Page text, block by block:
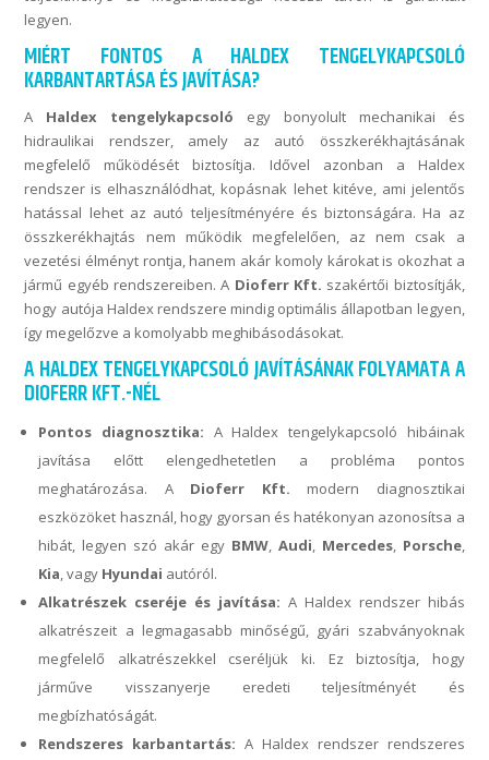
legyen.
MIÉRT FONTOS A HALDEX TENGELYKAPCSOLÓ
KARBANTARTÁSA ÉS JAVÍTÁSA?
A Haldex tengelykapcsoló egy bonyolult mechanikai és
hidraulikai rendszer, amely az autó összkerékhajtásának
megfelelő működését biztosítja. Idővel azonban a Haldex
rendszer is elhasználódhat, kopásnak lehet kitéve, ami jelentős
hatással lehet az autó teljesítményére és biztonságára. Ha az
összkerékhajtás nem működik megfelelően, az nem csak a
vezetési élményt rontja, hanem akár komoly károkat is okozhat a
jármű egyéb rendszereiben. A Dioferr Kft. szakértői biztosítják,
hogy autója Haldex rendszere mindig optimális állapotban legyen,
így megelőzve a komolyabb meghibásodásokat.
A HALDEX TENGELYKAPCSOLÓ JAVÍTÁSÁNAK FOLYAMATA A
DIOFERR KFT.-NÉL
Pontos diagnosztika: A Haldex tengelykapcsoló hibáinak
javítása előtt elengedhetetlen a probléma pontos
meghatározása. A Dioferr Kft. modern diagnosztikai
eszközöket használ, hogy gyorsan és hatékonyan azonosítsa a
hibát, legyen szó akár egy BMW, Audi, Mercedes, Porsche,
Kia, vagy Hyundai autóról.
Alkatrészek cseréje és javítása: A Haldex rendszer hibás
alkatrészeit a legmagasabb minőségű, gyári szabványoknak
megfelelő alkatrészekkel cseréljük ki. Ez biztosítja, hogy
járműve visszanyerje eredeti teljesítményét és
megbízhatóságát.
Rendszeres karbantartás: A Haldex rendszer rendszeres